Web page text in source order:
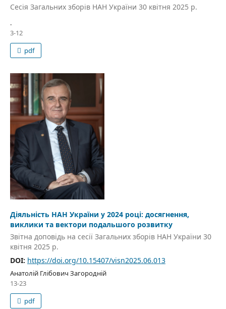
Сесія Загальних зборів НАН України 30 квітня 2025 р.
.
3-12
pdf
Діяльність НАН України у 2024 році: досягнення,
виклики та вектори подальшого розвитку
Звітна доповідь на сесії Загальних зборів НАН України 30
квітня 2025 р.
DOI: https://doi.org/10.15407/visn2025.06.013
Анатолій Глібович Загородній
13-23
pdf